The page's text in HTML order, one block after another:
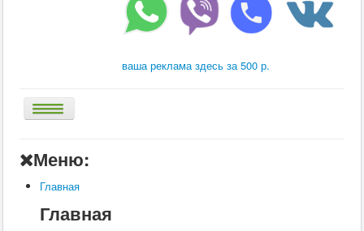
ваша реклама здесь за 500 р.
Меню:
Главная
Главная